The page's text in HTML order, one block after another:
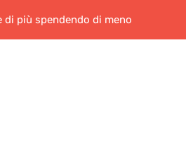
di più spendendo di meno